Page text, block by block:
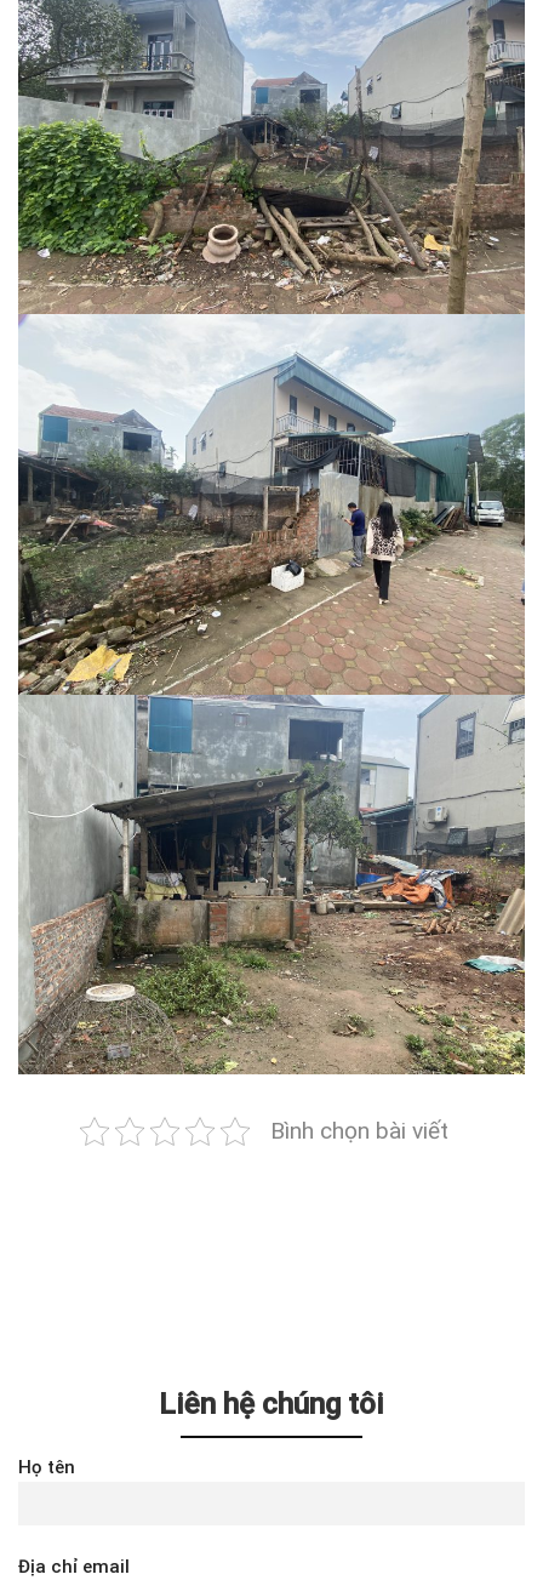
Bình chọn bài viết
Liên hệ chúng tôi
Họ tên
Địa chỉ email